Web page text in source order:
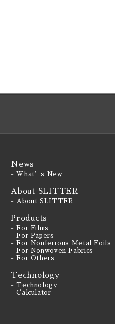
News
- What’s New
About SLITTER
- About SLITTER
Products
- For Films
- For Papers
- For Nonferrous Metal Foils
- For Nonwoven Fabrics
- For Others
Technology
- Technology
- Calculator